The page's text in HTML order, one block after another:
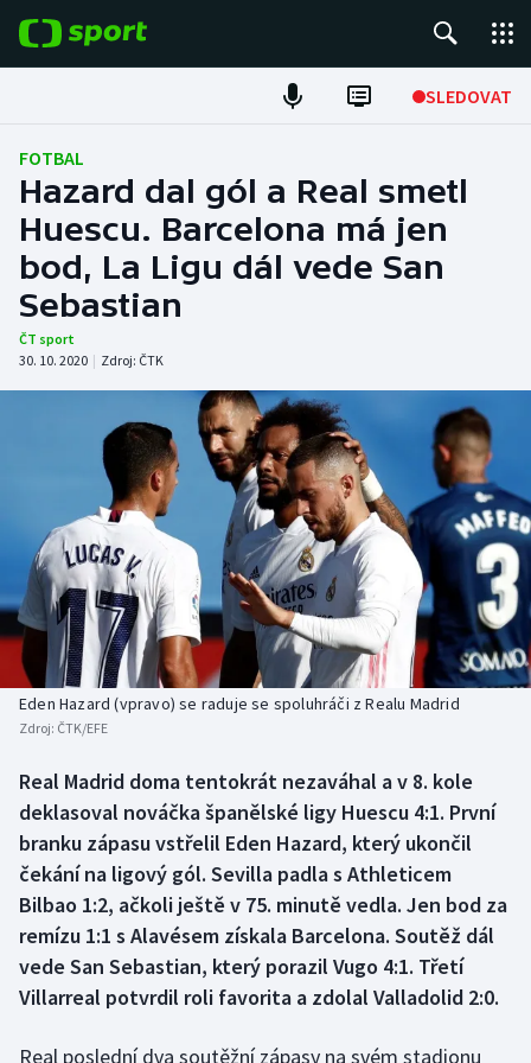
SLEDOVAT
Fotbal
Hokej
Tenis
Atletika
DALŠÍ SPORTY
Americký fotbal
Baseball a softbal
Basketbal
Biatlon
Boby a skeleton
Box
Curling
Florbal
Futsal
NEPŘEHLÉDNĚTE
Soutěže
Historické návraty
Aplikace ČT sport
AZ kvíz
FOTBAL
Hazard dal gól a Real smetl
Huescu. Barcelona má jen
bod, La Ligu dál vede San
Sebastian
ČT sport
30. 10. 2020 | Zdroj: ČTK
Eden Hazard (vpravo) se raduje se spoluhráči z Realu Madrid
Zdroj: ČTK/EFE
Real Madrid doma tentokrát nezaváhal a v 8. kole
deklasoval nováčka španělské ligy Huescu 4:1. První
branku zápasu vstřelil Eden Hazard, který ukončil
čekání na ligový gól. Sevilla padla s Athleticem
Bilbao 1:2, ačkoli ještě v 75. minutě vedla. Jen bod za
remízu 1:1 s Alavésem získala Barcelona. Soutěž dál
vede San Sebastian, který porazil Vugo 4:1. Třetí
Villarreal potvrdil roli favorita a zdolal Valladolid 2:0.
Real poslední dva soutěžní zápasy na svém stadionu